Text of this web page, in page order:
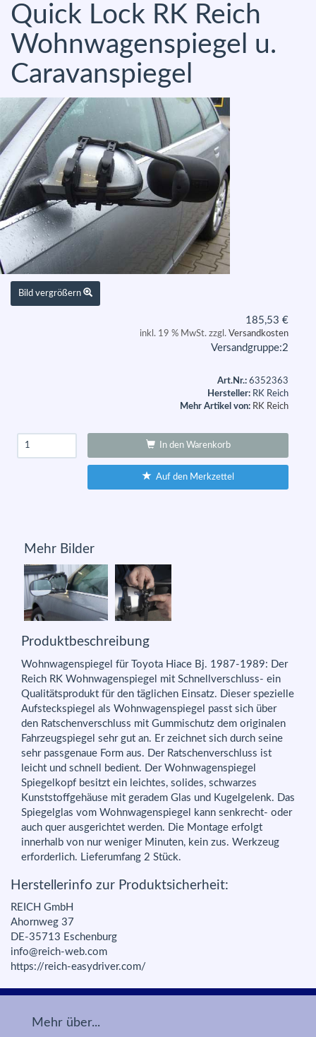
Quick Lock RK Reich
Wohnwagenspiegel u.
Caravanspiegel
Bild vergrößern
185,53 €
inkl. 19 % MwSt. zzgl. Versandkosten
Versandgruppe:2
Art.Nr.: 6352363
Hersteller: RK Reich
Mehr Artikel von: RK Reich
In den Warenkorb
Auf den Merkzettel
Mehr Bilder
Produktbeschreibung
Wohnwagenspiegel für Toyota Hiace Bj. 1987-1989: Der
Reich RK Wohnwagenspiegel mit Schnellverschluss- ein
Qualitätsprodukt für den täglichen Einsatz. Dieser spezielle
Aufsteckspiegel als Wohnwagenspiegel passt sich über
den Ratschenverschluss mit Gummischutz dem originalen
Fahrzeugspiegel sehr gut an. Er zeichnet sich durch seine
sehr passgenaue Form aus. Der Ratschenverschluss ist
leicht und schnell bedient. Der Wohnwagenspiegel
Spiegelkopf besitzt ein leichtes, solides, schwarzes
Kunststoffgehäuse mit geradem Glas und Kugelgelenk. Das
Spiegelglas vom Wohnwagenspiegel kann senkrecht- oder
auch quer ausgerichtet werden. Die Montage erfolgt
innerhalb von nur weniger Minuten, kein zus. Werkzeug
erforderlich. Lieferumfang 2 Stück.
Herstellerinfo zur Produktsicherheit:
REICH GmbH
Ahornweg 37
DE-35713 Eschenburg
info@reich-web.com
https://reich-easydriver.com/
Mehr über...